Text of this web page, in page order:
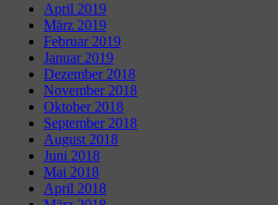
April 2019
März 2019
Februar 2019
Januar 2019
Dezember 2018
November 2018
Oktober 2018
September 2018
August 2018
Juni 2018
Mai 2018
April 2018